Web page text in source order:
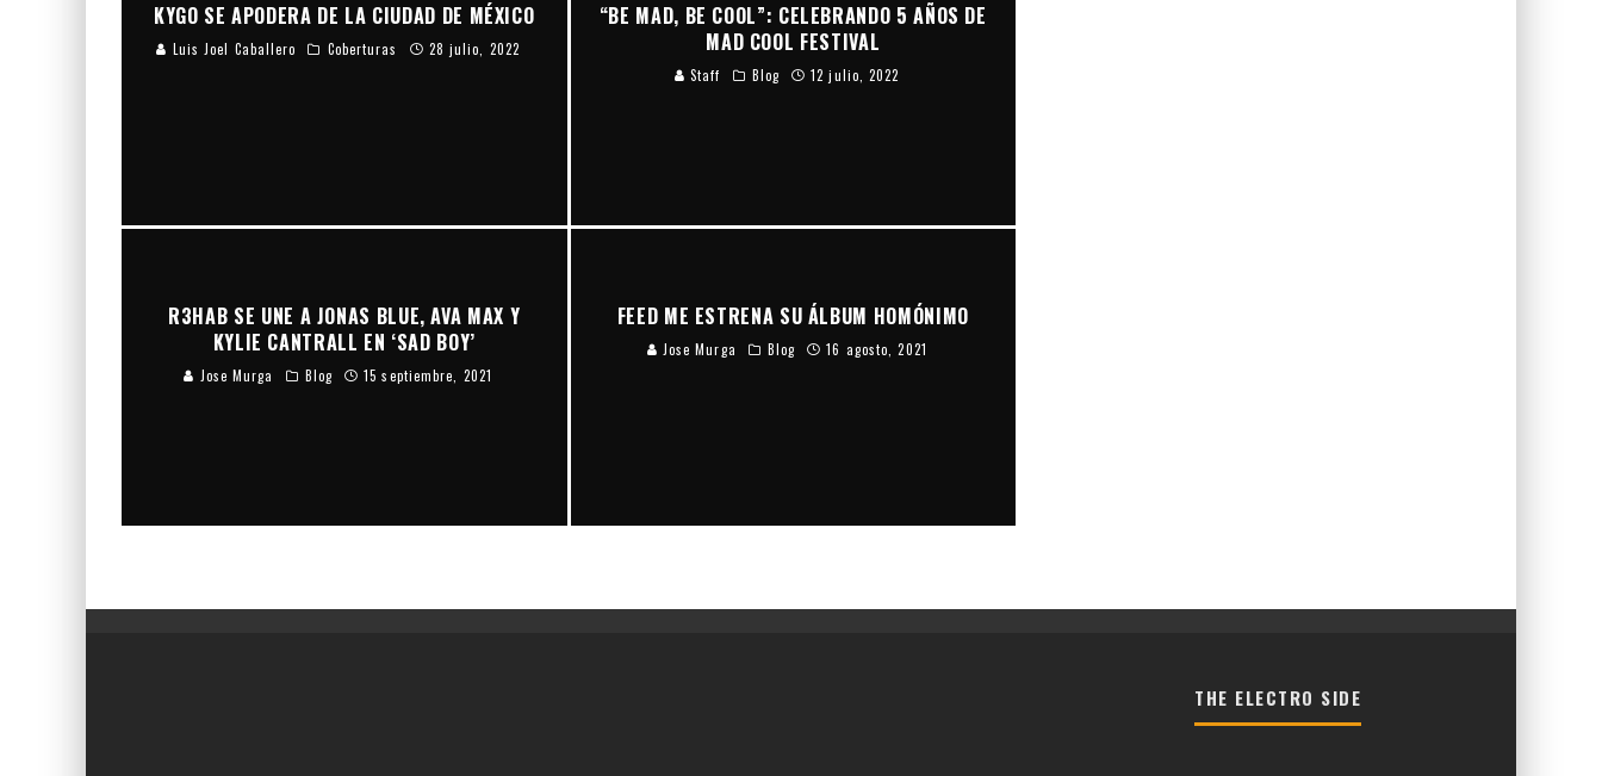
KYGO SE APODERA DE LA CIUDAD DE MÉXICO
Luis Joel Caballero Coberturas 28 julio, 2022
“BE MAD, BE COOL”: CELEBRANDO 5 AÑOS DE
MAD COOL FESTIVAL
Staff Blog 12 julio, 2022
R3HAB SE UNE A JONAS BLUE, AVA MAX Y
KYLIE CANTRALL EN ‘SAD BOY’
Jose Murga Blog 15 septiembre, 2021
FEED ME ESTRENA SU ÁLBUM HOMÓNIMO
Jose Murga Blog 16 agosto, 2021
THE ELECTRO SIDE